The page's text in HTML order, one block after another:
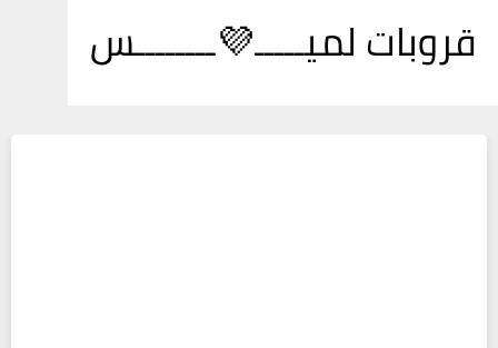
قروبات لميـــــ💜ــــــــس